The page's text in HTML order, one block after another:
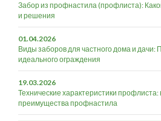
Забор из профнастила (профлиста):
и решения
01.04.2026
Виды заборов для частного дома и дачи:
идеального ограждения
19.03.2026
Технические характеристики
преимущества профнастила